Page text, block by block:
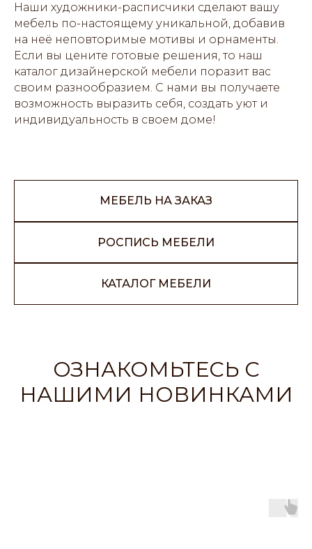
Наши художники-расписчики сделают вашу
мебель по-настоящему уникальной, добавив
на неё неповторимые мотивы и орнаменты.
Если вы цените готовые решения, то наш
каталог дизайнерской мебели поразит вас
своим разнообразием. С нами вы получаете
возможность выразить себя, создать уют и
индивидуальность в своем доме!
МЕБЕЛЬ НА ЗАКАЗ
РОСПИСЬ МЕБЕЛИ
КАТАЛОГ МЕБЕЛИ
ОЗНАКОМЬТЕСЬ С
НАШИМИ НОВИНКАМИ